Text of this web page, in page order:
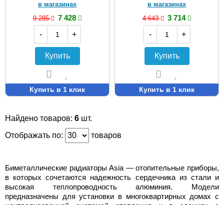
в магазинах
9 285
7 428
-
+
Купить
Купить в 1 клик
в магазинах
4 643
3 714
-
+
Купить
Купить в 1 клик
Найдено товаров: 6 шт.
Отображать по:
товаров
Биметаллические радиаторы Asia — отопительные приборы,
в которых сочетаются надежность сердечника из стали и
высокая теплопроводность алюминия. Модели
предназначены для установки в многоквартирных домах с